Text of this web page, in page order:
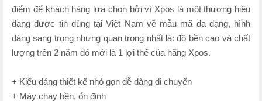
điểm để khách hàng lựa chọn bởi vì Xpos là một thương hiệu
đang được tin dùng tại Việt Nam về mẫu mã đa dạng, hình
dáng sang trọng nhưng quan trọng nhất là: độ bền cao và chất
lượng trên 2 năm đó mới là 1 lợi thế của hãng Xpos.
+ Kiểu dáng thiết kế nhỏ gọn dễ dàng di chuyển
+ Máy chạy bền, ổn định